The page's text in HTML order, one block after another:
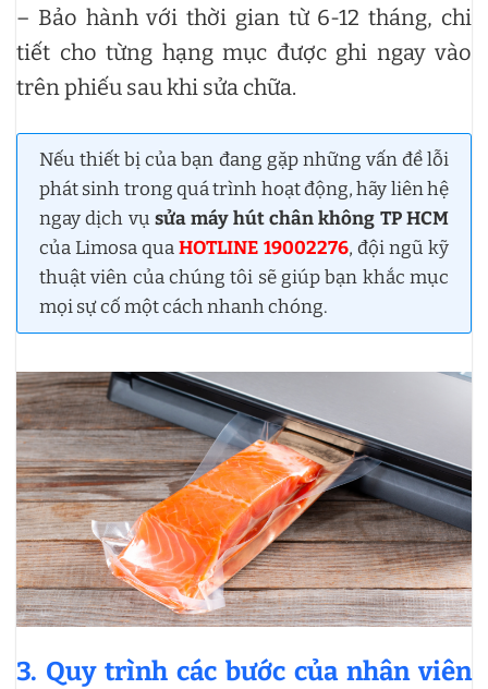
– Bảo hành với thời gian từ 6-12 tháng, chi
tiết cho từng hạng mục được ghi ngay vào
trên phiếu sau khi sửa chữa.
Nếu thiết bị của bạn đang gặp những vấn đề lỗi
phát sinh trong quá trình hoạt động, hãy liên hệ
ngay dịch vụ sửa máy hút chân không TP HCM
của Limosa quaHOTLINE 19002276, đội ngũ kỹ
thuật viên của chúng tôi sẽ giúp bạn khắc mục
mọi sự cố một cách nhanh chóng.
3. Quy trình các bước của nhân viên